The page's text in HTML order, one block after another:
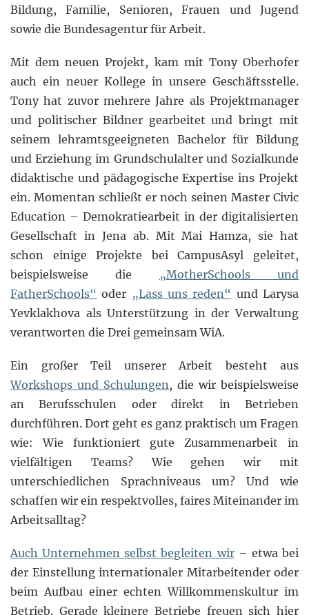
Bildung, Familie, Senioren, Frauen und Jugend
sowie die Bundesagentur für Arbeit.
Mit dem neuen Projekt, kam mit Tony Oberhofer
auch ein neuer Kollege in unsere Geschäftsstelle.
Tony hat zuvor mehrere Jahre als Projektmanager
und politischer Bildner gearbeitet und bringt mit
seinem lehramtsgeeigneten Bachelor für Bildung
und Erziehung im Grundschulalter und Sozialkunde
didaktische und pädagogische Expertise ins Projekt
ein. Momentan schließt er noch seinen Master Civic
Education – Demokratiearbeit in der digitalisierten
Gesellschaft in Jena ab. Mit Mai Hamza, sie hat
schon einige Projekte bei CampusAsyl geleitet,
beispielsweise die
„MotherSchools und
FatherSchools“ oder „Lass uns reden“ und Larysa
Yevklakhova als Unterstützung in der Verwaltung
verantworten die Drei gemeinsam WiA.
Ein großer Teil unserer Arbeit besteht aus
Workshops und Schulungen, die wir beispielsweise
an Berufsschulen oder direkt in Betrieben
durchführen. Dort geht es ganz praktisch um Fragen
wie: Wie funktioniert gute Zusammenarbeit in
vielfältigen Teams? Wie gehen wir mit
unterschiedlichen Sprachniveaus um? Und wie
schaffen wir ein respektvolles, faires Miteinander im
Arbeitsalltag?
Auch Unternehmen selbst begleiten wir– etwa bei
der Einstellung internationaler Mitarbeitender oder
beim Aufbau einer echten Willkommenskultur im
Betrieb. Gerade kleinere Betriebe freuen sich hier